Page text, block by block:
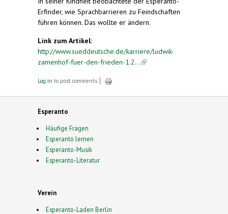
Erfinder, wie Sprachbarrieren zu Feindschaften
führen können. Das wollte er ändern.
Link zum Artikel:
http://www.sueddeutsche.de/karriere/ludwik-
zamenhof-fuer-den-frieden-1.2...(link is external)
Log in to post comments
Esperanto
Häufige Fragen
Esperanto lernen
Esperanto-Musik
Esperanto-Literatur
Verein
Esperanto-Laden Berlin